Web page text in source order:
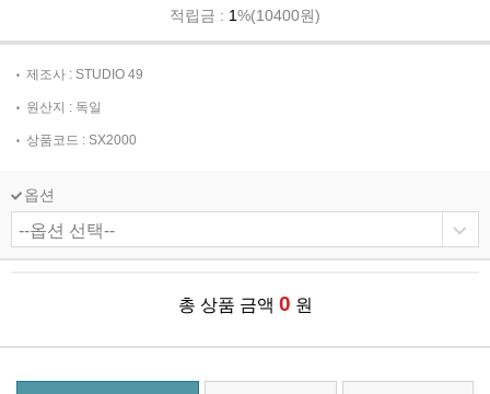
적립금 : 1%(10400원)
제조사 : STUDIO 49
원산지 : 독일
상품코드 : SX2000
옵션
총 상품 금액 0 원